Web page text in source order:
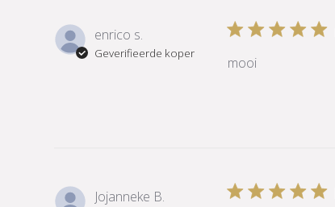
enrico s.
Geverifieerde koper
mooi
Jojanneke B.